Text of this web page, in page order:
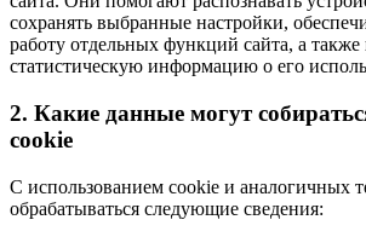
сохранять выбранные настройки,
работу отдельных функций сайта, а также
статистическую информацию о его
2. Какие данные могут
cookie
С использованием cookie и аналогичных
обрабатываться следующие сведения: